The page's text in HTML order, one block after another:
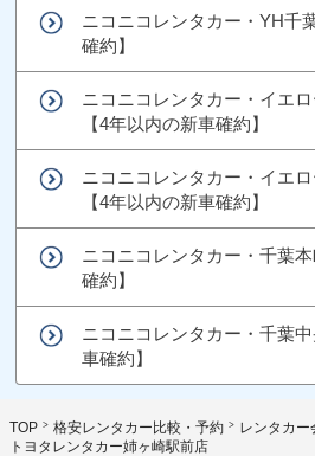
ニコニコレンタカー・YH千
確約】
ニコニコレンタカー・イエ
【4年以内の新車確約】
ニコニコレンタカー・イエ
【4年以内の新車確約】
ニコニコレンタカー・千葉
確約】
ニコニコレンタカー・千葉
車確約】
TOP 格安レンタカー比較・予約 レンタカー
トヨタレンタカー姉ヶ崎駅前店